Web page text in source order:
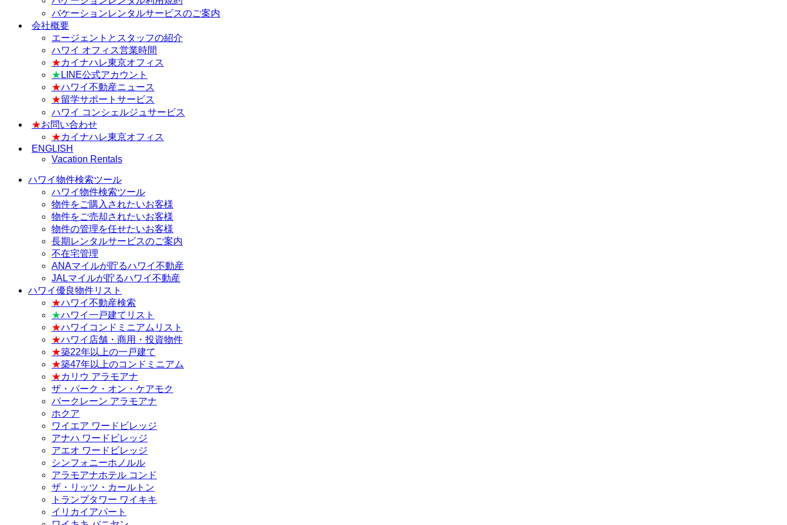
バケーションレンタルサービスのご案内
会社概要
エージェントとスタッフの紹介
ハワイ オフィス営業時間
★カイナハレ東京オフィス
★ LINE公式アカウント
★ハワイ不動産ニュース
★留学サポートサービス
ハワイ コンシェルジュサービス
★お問い合わせ
★カイナハレ東京オフィス
ENGLISH
Vacation Rentals
ハワイ物件検索ツール
ハワイ物件検索ツール
物件をご購入されたいお客様
物件をご売却されたいお客様
物件の管理を任せたいお客様
長期レンタルサービスのご案内
不在宅管理
ANAマイルが貯るハワイ不動産
JALマイルが貯るハワイ不動産
ハワイ優良物件リスト
★ハワイ不動産検索
★ハワイ一戸建てリスト
★ハワイコンドミニアムリスト
★ハワイ店舗・商用・投資物件
★築22年以上の一戸建て
★築47年以上のコンドミニアム
★カリウ アラモアナ
ザ・パーク・オン・ケアモク
パークレーン アラモアナ
ホクア
ワイエア ワードビレッジ
アナハ ワードビレッジ
アエオ ワードビレッジ
シンフォニーホノルル
アラモアナホテル コンド
ザ・リッツ・カールトン
トランプタワー ワイキキ
イリカイアパート